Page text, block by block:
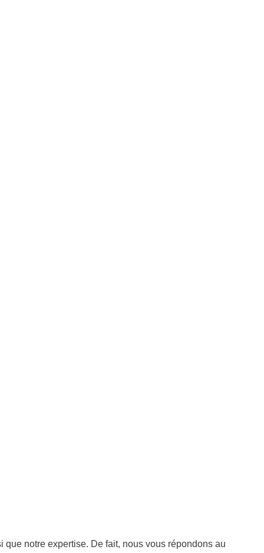
notre expertise. De fait, nous vous répondons au